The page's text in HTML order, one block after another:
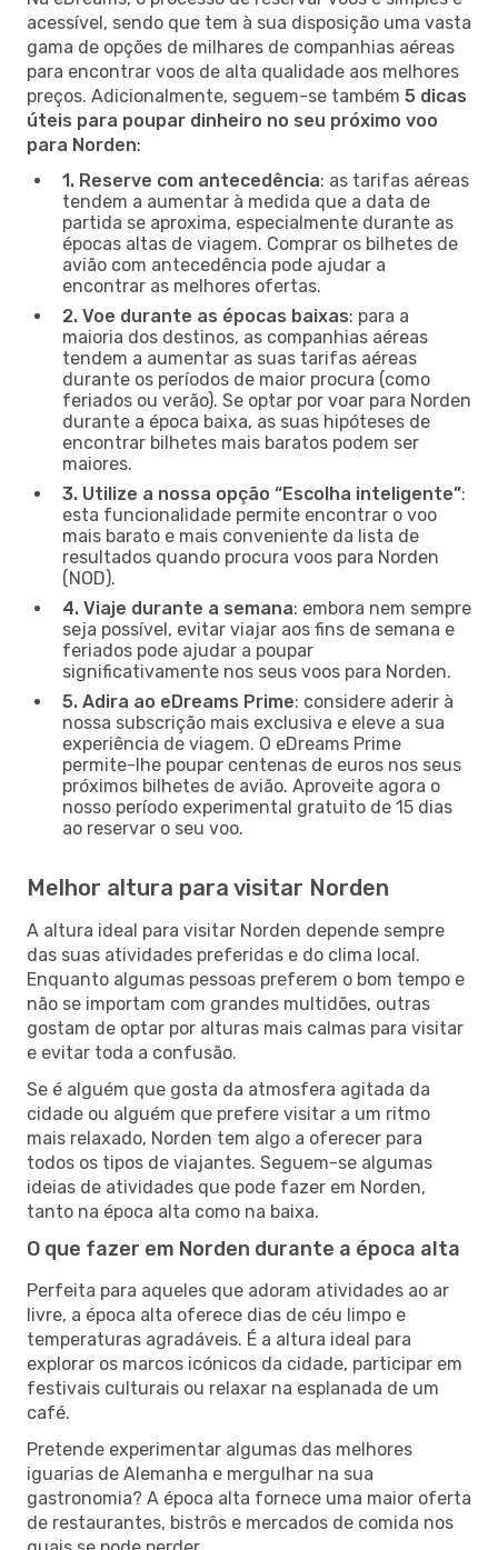
acessível, sendo que tem à sua disposição uma vasta
gama de opções de milhares de companhias aéreas
para encontrar voos de alta qualidade aos melhores
preços. Adicionalmente, seguem-se também 5 dicas
úteis para poupar dinheiro no seu próximo voo
para Norden:
1. Reserve com antecedência: as tarifas aéreas
tendem a aumentar à medida que a data de
partida se aproxima, especialmente durante as
épocas altas de viagem. Comprar os bilhetes de
avião com antecedência pode ajudar a
encontrar as melhores ofertas.
2. Voe durante as épocas baixas: para a
maioria dos destinos, as companhias aéreas
tendem a aumentar as suas tarifas aéreas
durante os períodos de maior procura (como
feriados ou verão). Se optar por voar para Norden
durante a época baixa, as suas hipóteses de
encontrar bilhetes mais baratos podem ser
maiores.
3. Utilize a nossa opção “Escolha inteligente”:
esta funcionalidade permite encontrar o voo
mais barato e mais conveniente da lista de
resultados quando procura voos para Norden
(NOD).
4. Viaje durante a semana: embora nem sempre
seja possível, evitar viajar aos fins de semana e
feriados pode ajudar a poupar
significativamente nos seus voos para Norden.
5. Adira ao eDreams Prime: considere aderir à
nossa subscrição mais exclusiva e eleve a sua
experiência de viagem. O eDreams Prime
permite-lhe poupar centenas de euros nos seus
próximos bilhetes de avião. Aproveite agora o
nosso período experimental gratuito de 15 dias
ao reservar o seu voo.
Melhor altura para visitar Norden
A altura ideal para visitar Norden depende sempre
das suas atividades preferidas e do clima local.
Enquanto algumas pessoas preferem o bom tempo e
não se importam com grandes multidões, outras
gostam de optar por alturas mais calmas para visitar
e evitar toda a confusão.
Se é alguém que gosta da atmosfera agitada da
cidade ou alguém que prefere visitar a um ritmo
mais relaxado, Norden tem algo a oferecer para
todos os tipos de viajantes. Seguem-se algumas
ideias de atividades que pode fazer em Norden,
tanto na época alta como na baixa.
O que fazer em Norden durante a época alta
Perfeita para aqueles que adoram atividades ao ar
livre, a época alta oferece dias de céu limpo e
temperaturas agradáveis. É a altura ideal para
explorar os marcos icónicos da cidade, participar em
festivais culturais ou relaxar na esplanada de um
café.
Pretende experimentar algumas das melhores
iguarias de Alemanha e mergulhar na sua
gastronomia? A época alta fornece uma maior oferta
de restaurantes, bistrôs e mercados de comida nos